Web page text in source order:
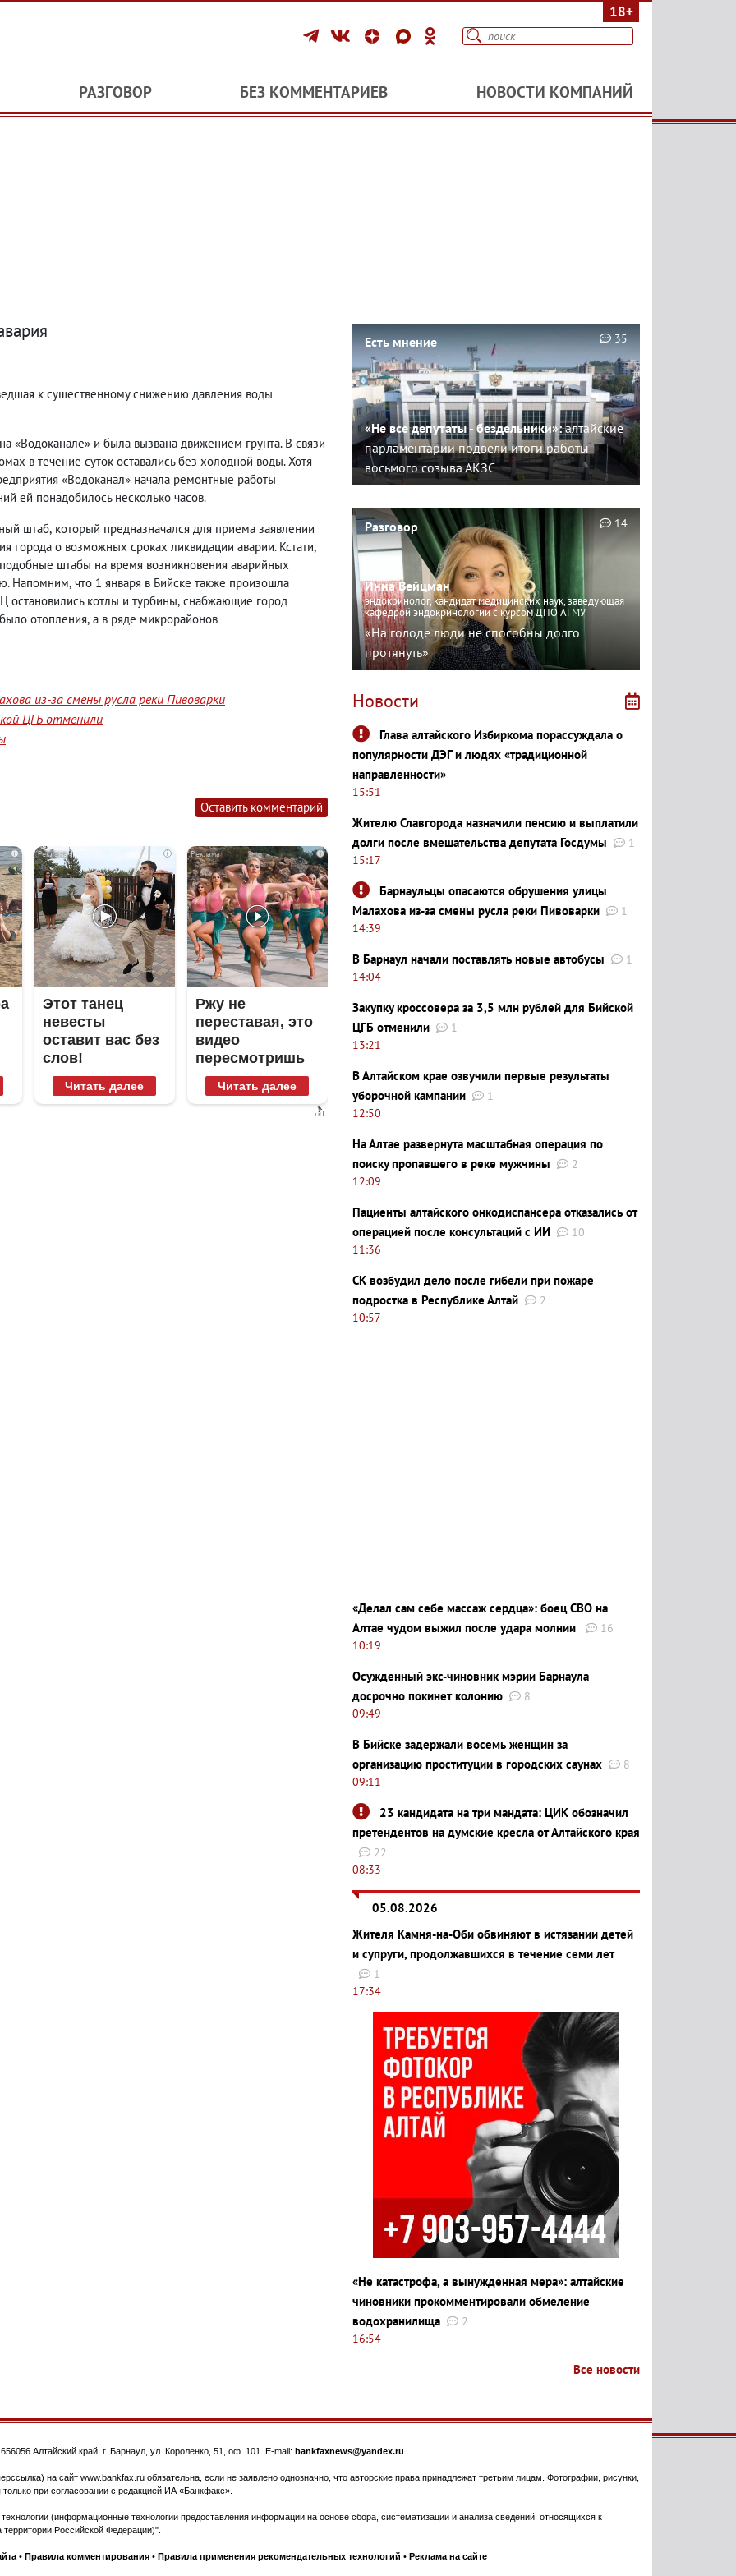
18+
РАЗГОВОР БЕЗ КОММЕНТАРИЕВ НОВОСТИ КОМПАНИЙ
к существенному снижению давления воды
«Водоканале» и была вызвана движением грунта. В связи
в течение суток оставались без холодной воды. Хотя
«Водоканал» начала ремонтные работы
ей понадобилось несколько часов.
штаб, который предназначался для приема заявлении
города о возможных сроках ликвидации аварии. Кстати,
штабы на время возникновения аварийных
Напомним, что 1 января в Бийске также произошла
остановились котлы и турбины, снабжающие город
отопления, а в ряде микрорайонов
из-за смены русла реки Пивоварки
ЦГБ отменили
Оставить комментарий
i i
Этот танец
невесты
оставит вас без
слов!
Пересмотрела
10 раз
Читать далее
i
Ржу не
переставая, это
видео
пересмотришь
не раз
Читать далее
Есть мнение
«Не все депутаты - бездельники»:алтайские
парламентарии подвели итоги работы
восьмого созыва АКЗС
35
Разговор
Инна Вейцман
эндокринолог, кандидат медицинских наук, заведующая
кафедрой эндокринологии с курсом ДПО АГМУ
«На голоде люди не способны долго
протянуть»
14
Новости
Глава алтайского Избиркома порассуждала о
популярности ДЭГ и людях «традиционной
направленности»
15:51
Жителю Славгорода назначили пенсию и выплатили
долги после вмешательства депутата Госдумы
1
15:17
Барнаульцы опасаются обрушения улицы
Малахова из-за смены русла реки Пивоварки
1
14:39
В Барнаул начали поставлять новые автобусы
1
14:04
Закупку кроссовера за 3,5 млн рублей для Бийской
ЦГБ отменили
1
13:21
В Алтайском крае озвучили первые результаты
уборочной кампании
1
12:50
На Алтае развернута масштабная операция по
поиску пропавшего в реке мужчины
2
12:09
Пациенты алтайского онкодиспансера отказались от
операцией после консультаций с ИИ
10
11:36
СК возбудил дело после гибели при пожаре
подростка в Республике Алтай
2
10:57
«Делал сам себе массаж сердца»: боец СВО на
Алтае чудом выжил после удара молнии
16
10:19
Осужденный экс-чиновник мэрии Барнаула
досрочно покинет колонию
8
09:49
В Бийске задержали восемь женщин за
организацию проституции в городских саунах
8
09:11
23 кандидата на три мандата: ЦИК обозначил
претендентов на думские кресла от Алтайского края
22
08:33
05.08.2026
Жителя Камня-на-Оби обвиняют в истязании детей
и супруги, продолжавшихся в течение семи лет
1
17:34
«Не катастрофа, а вынужденная мера»: алтайские
чиновники прокомментировали обмеление
водохранилища
2
16:54
Все новости
656056 Алтайский край, г. Барнаул ул. Короленко, 51, оф. 101 . E-mail: bankfaxnews@yandex.ru
на сайт www.bankfax.ru обязательна, если не заявлено однозначно, что авторские права принадлежат третьим лицам. Фотографии, рисунки,
при согласовании с редакцией ИА «Банкфакс».
(информационные технологии предоставления информации на основе сбора, систематизации и анализа сведений, относящихся к
Российской Федерации)".
• Правила комментирования • Правила применения рекомендательных технологий • Реклама на сайте